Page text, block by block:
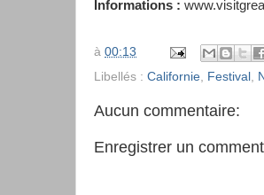
Informations :
à 00:13
Libellés : Californie Festival
Aucun commentaire:
Enregistrer un